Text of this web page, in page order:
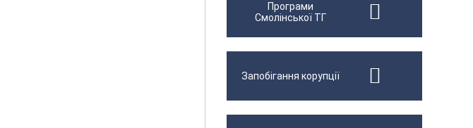
Програми
Смолінської ТГ
Запобігання корупції